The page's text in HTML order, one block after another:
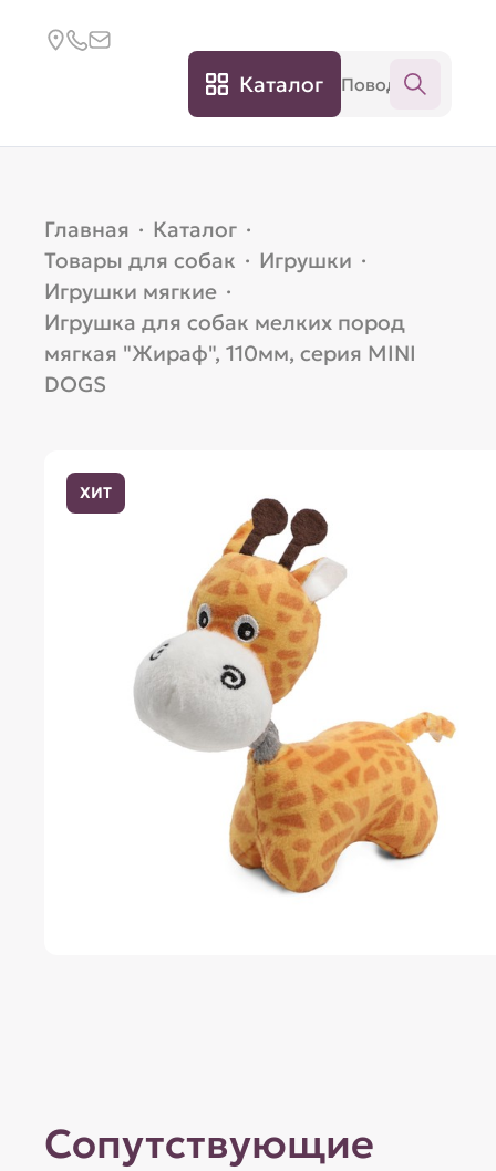
Каталог
Главная · Каталог ·
Товары для собак · Игрушки ·
Игрушки мягкие ·
Игрушка для собак мелких пород
мягкая "Жираф", 110мм, серия MINI
DOGS
ХИТ
Сопутствующие